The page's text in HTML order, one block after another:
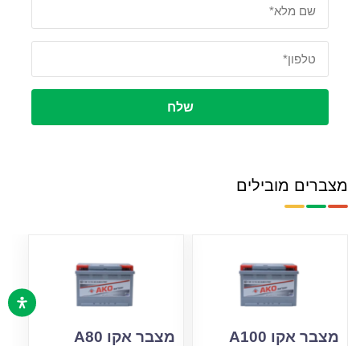
שלח
מצברים מובילים
מצבר אקו A100 מצבר אקו A80